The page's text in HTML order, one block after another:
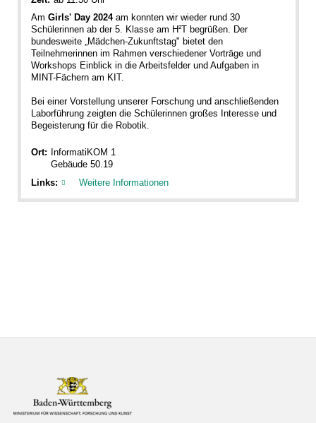
Am Girls' Day 2024am konnten wir wieder rund 30
Schülerinnen ab der 5. Klasse am H²T begrüßen. Der
bundesweite „Mädchen-Zukunftstag" bietet den
Teilnehmerinnen im Rahmen verschiedener Vorträge und
Workshops Einblick in die Arbeitsfelder und Aufgaben in
MINT-Fächern am KIT.
Bei einer Vorstellung unserer Forschung und anschließenden
Laborführung zeigten die Schülerinnen großes Interesse und
Begeisterung für die Robotik.
Ort:
InformatiKOM 1
Gebäude 50.19
Links:
Weitere Informationen